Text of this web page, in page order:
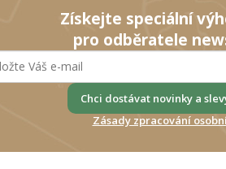
Získejte speciální
pro odběratele
Chci dostávat novinky a
Zásady zpracování